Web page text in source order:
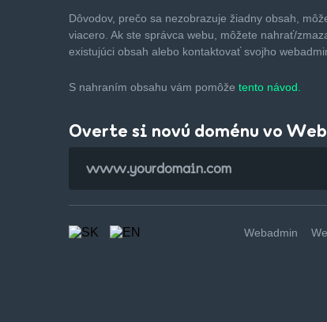
Dôvodov, prečo sa nezobrazuje žiadny obsah,
viacero. Ak ste správca webu, môžete nahrať/
existujúci obsah alebo kontaktovať svojho
S nahraním obsahu vám pomôže tento návod.
Overte si novú doménu vo
Webadmin